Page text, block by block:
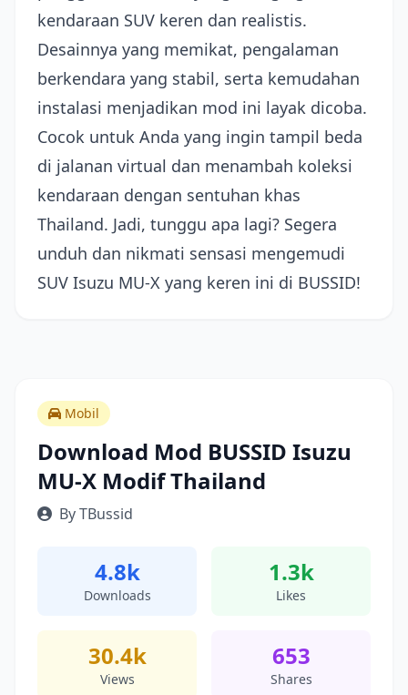
kendaraan SUV keren dan realistis.
Desainnya yang memikat, pengalaman
berkendara yang stabil, serta kemudahan
instalasi menjadikan mod ini layak dicoba.
Cocok untuk Anda yang ingin tampil beda
di jalanan virtual dan menambah koleksi
kendaraan dengan sentuhan khas
Thailand. Jadi, tunggu apa lagi? Segera
unduh dan nikmati sensasi mengemudi
SUV Isuzu MU-X yang keren ini di BUSSID!
Mobil
Download Mod BUSSID Isuzu
MU-X Modif Thailand
By TBussid
4.8k
Downloads
1.3k
Likes
30.4k
Views
653
Shares